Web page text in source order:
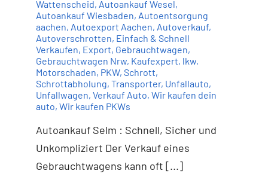
Wattenscheid, Autoankauf Wesel,
Autoankauf Wiesbaden, Autoentsorgung
aachen, Autoexport Aachen, Autoverkauf,
Autoverschrotten, Einfach & Schnell
Verkaufen, Export, Gebrauchtwagen,
Gebrauchtwagen Nrw, Kaufexpert, lkw,
Motorschaden, PKW, Schrott,
Schrottabholung, Transporter, Unfallauto,
Unfallwagen, Verkauf Auto, Wir kaufen dein
auto, Wir kaufen PKWs
Autoankauf Selm : Schnell, Sicher und
Unkompliziert Der Verkauf eines
Gebrauchtwagens kann oft [...]